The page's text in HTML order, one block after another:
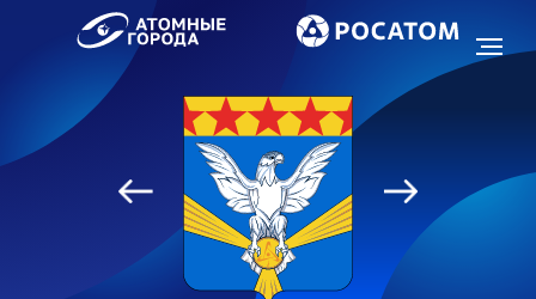
Союз «Атомные